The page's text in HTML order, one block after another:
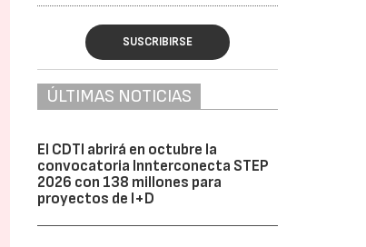
SUSCRIBIRSE
ÚLTIMAS NOTICIAS
El CDTI abrirá en octubre la
convocatoria Innterconecta STEP
2026 con 138 millones para
proyectos de I+D